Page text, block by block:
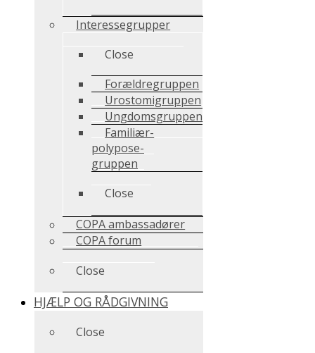
Interessegrupper
Close
Forældregruppen
Urostomigruppen
Ungdomsgruppen
Familiær-
polypose-
gruppen
Close
COPA ambassadører
COPA forum
Close
HJÆLP OG RÅDGIVNING
Close